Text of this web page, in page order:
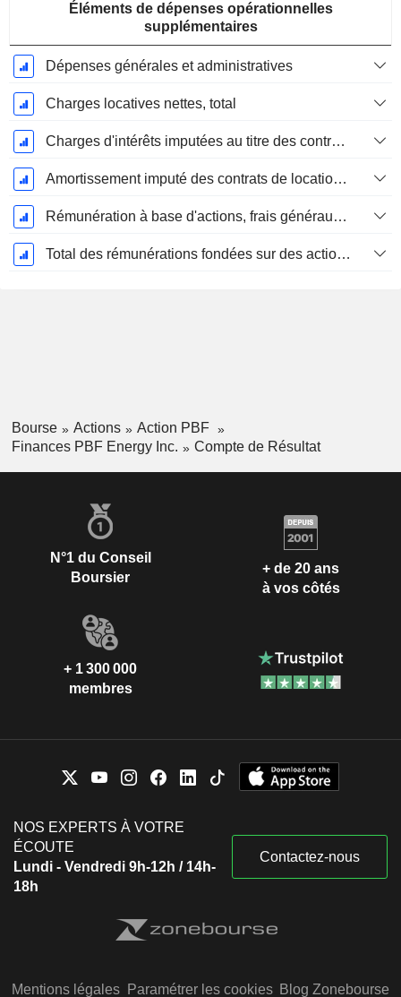
Éléments de dépenses opérationnelles
supplémentaires
Dépenses générales et administratives
Charges locatives nettes, total
Charges d'intérêts imputées au titre des contrats de location
Amortissement imputé des contrats de location simple
Rémunération à base d'actions, frais généraux et administratifs (total)
Total des rémunérations fondées sur des actions
Bourse Actions
Action PBF
Finances PBF Energy Inc.
Compte de Résultat
N°1 du Conseil
Boursier
+ de 20 ans
à vos côtés
+ 1 300 000
membres
NOS EXPERTS À VOTRE
ÉCOUTE
Lundi - Vendredi 9h-12h / 14h-
18h
Contactez-nous
Mentions légales Paramétrer les cookies Blog Zonebourse